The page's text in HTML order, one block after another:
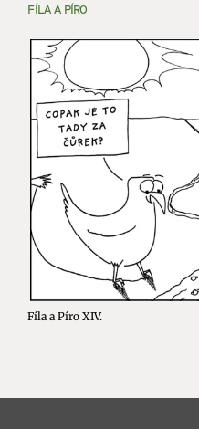
FÍLA A PÍRO
Fíla a Píro XIV.